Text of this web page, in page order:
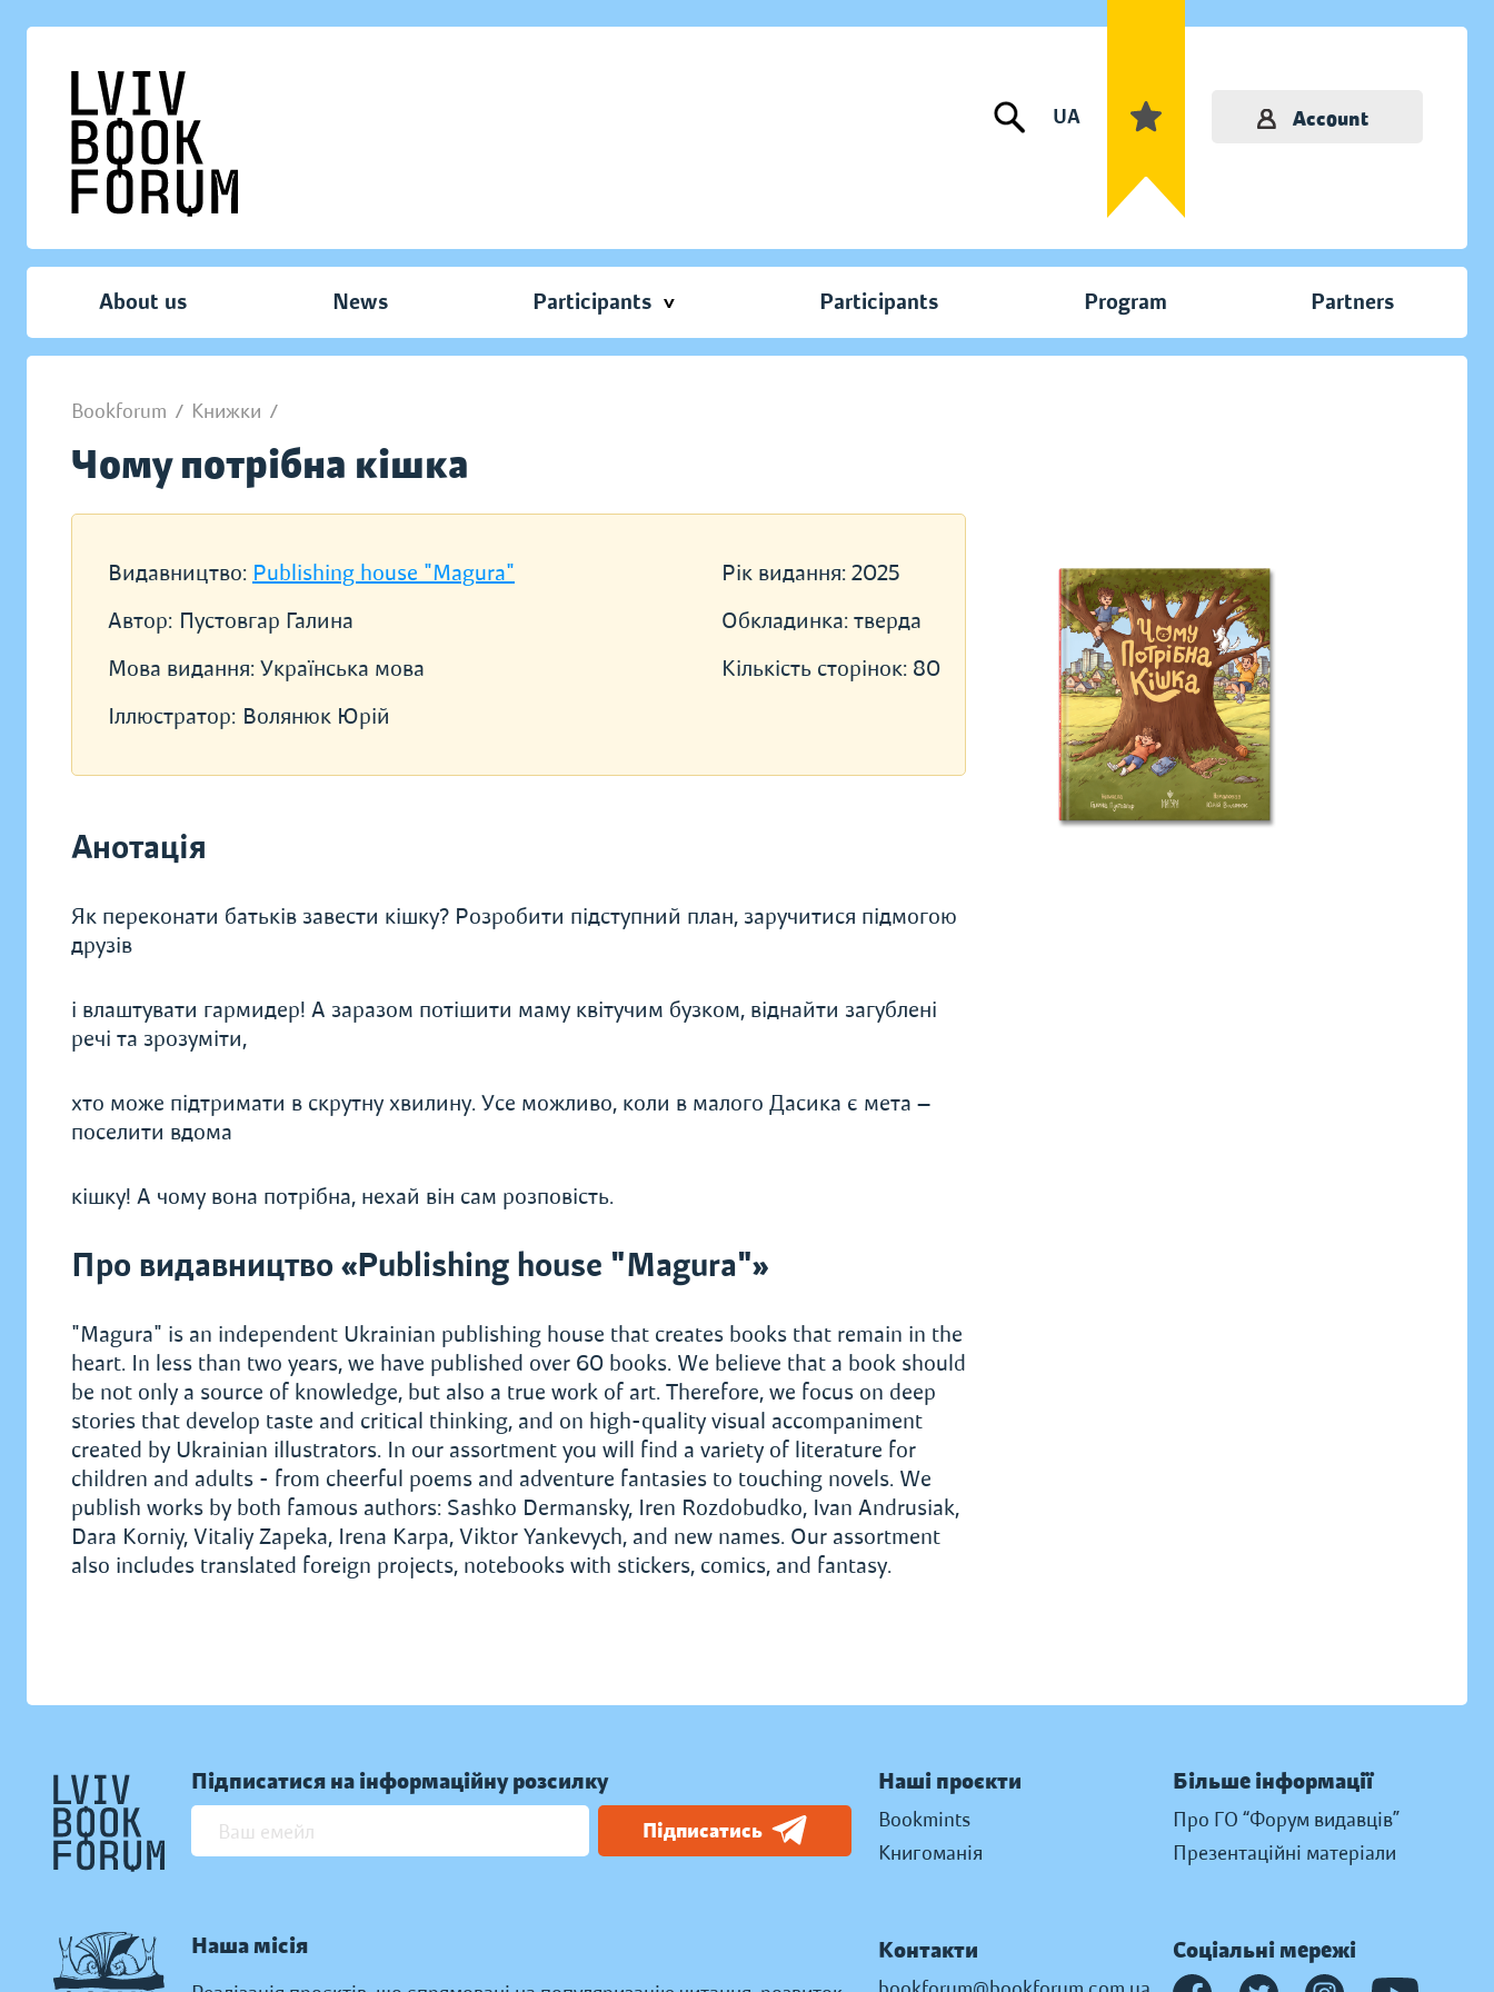
UA Account
About us News Participants Participants Program Partners
Bookforum / Книжки /
Чому потрібна кішка
Видавництво: Publishing house "Magura"
Автор: Пустовгар Галина
Мова видання: Українська мова
Іллюстратор: Волянюк Юрій
Рік видання: 2025
Обкладинка: тверда
Кількість сторінок: 80
Анотація
Як переконати батьків завести кішку? Розробити підступний план, заручитися підмогою
друзів
і влаштувати гармидер! А заразом потішити маму квітучим бузком, віднайти загублені
речі та зрозуміти,
хто може підтримати в скрутну хвилину. Усе можливо, коли в малого Дасика є мета —
поселити вдома
кішку! А чому вона потрібна, нехай він сам розповість.
Про видавництво «Publishing house "Magura"»
"Magura" is an independent Ukrainian publishing house that creates books that remain in the
heart. In less than two years, we have published over 60 books. We believe that a book should
be not only a source of knowledge, but also a true work of art. Therefore, we focus on deep
stories that develop taste and critical thinking, and on high-quality visual accompaniment
created by Ukrainian illustrators. In our assortment you will find a variety of literature for
children and adults - from cheerful poems and adventure fantasies to touching novels. We
publish works by both famous authors: Sashko Dermansky, Iren Rozdobudko, Ivan Andrusiak,
Dara Korniy, Vitaliy Zapeka, Irena Karpa, Viktor Yankevych, and new names. Our assortment
also includes translated foreign projects, notebooks with stickers, comics, and fantasy.
Підписатися на інформаційну розсилку
Підписатись
Наша місія
Наші проєкти
Bookmints
Книгоманія
Більше інформації
Про ГО “Форум видавців”
Презентаційні матеріали
Контакти Соціальні мережі